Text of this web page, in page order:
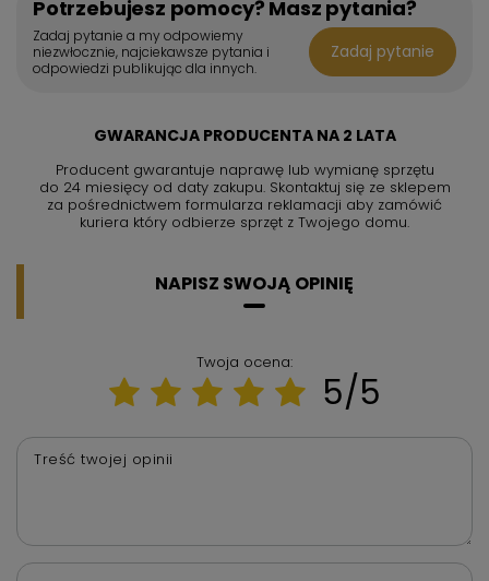
Potrzebujesz pomocy? Masz pytania?
Zadaj pytanie a my odpowiemy
niezwłocznie, najciekawsze pytania i
odpowiedzi publikując dla innych.
Zadaj pytanie
GWARANCJA PRODUCENTA NA 2 LATA
Producent gwarantuje naprawę lub wymianę sprzętu
do 24 miesięcy od daty zakupu. Skontaktuj się ze sklepem
za pośrednictwem formularza reklamacji aby zamówić
kuriera który odbierze sprzęt z Twojego domu.
NAPISZ SWOJĄ OPINIĘ
Twoja ocena:
5/5
Treść twojej opinii